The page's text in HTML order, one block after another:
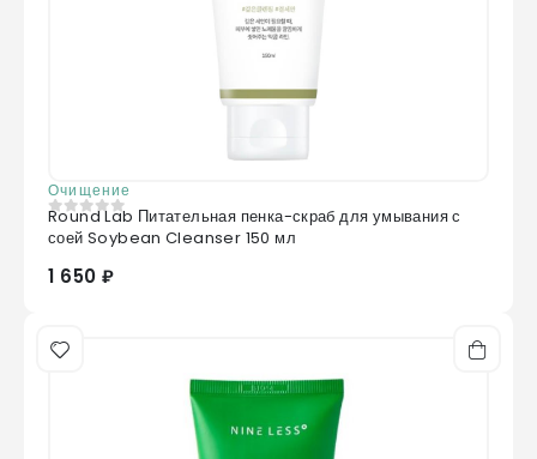
Очищение
0из 5
Round Lab Питательная пенка-скраб для умывания с
соей Soybean Cleanser 150 мл
1 650 ₽